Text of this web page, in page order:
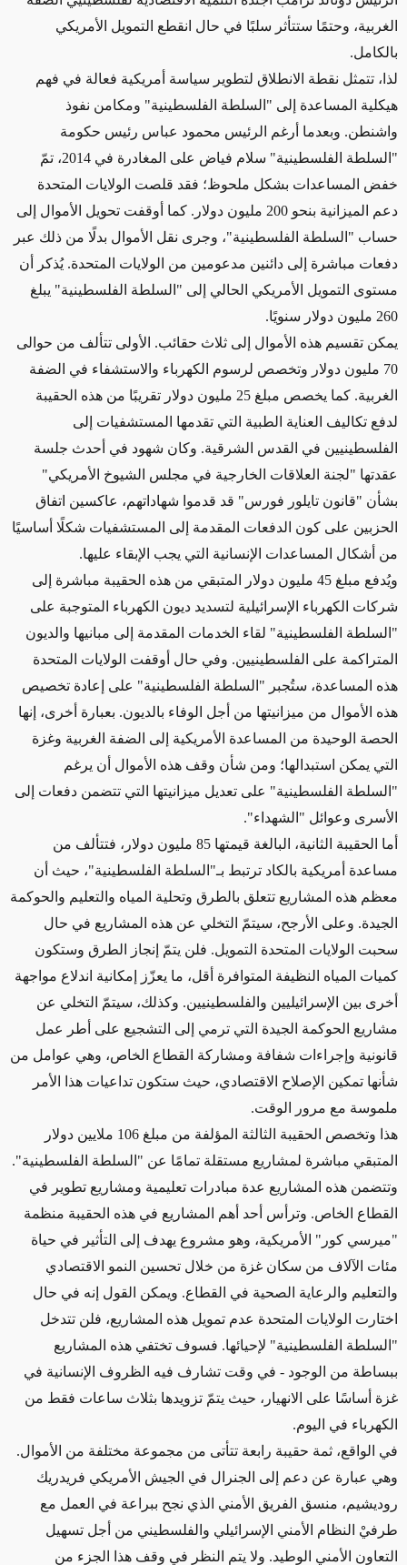
الغربية، وحتمًا ستتأثر سلبًا في حال انقطع التمويل الأمريكي
بالكامل.
لذا، تتمثل نقطة الانطلاق لتطوير سياسة أمريكية فعالة في فهم
هيكلية المساعدة إلى "السلطة الفلسطينية" ومكامن نفوذ
واشنطن. وبعدما أرغم الرئيس محمود عباس رئيس حكومة
"السلطة الفلسطينية" سلام فياض على المغادرة في 2014، تمّ
خفض المساعدات بشكل ملحوظ؛ فقد قلصت الولايات المتحدة
دعم الميزانية بنحو 200 مليون دولار. كما أوقفت تحويل الأموال إلى
حساب "السلطة الفلسطينية"، وجرى نقل الأموال بدلًا من ذلك عبر
دفعات مباشرة إلى دائنين مدعومين من الولايات المتحدة. يُذكر أن
مستوى التمويل الأمريكي الحالي إلى "السلطة الفلسطينية" يبلغ
260 مليون دولار سنويًا.
يمكن تقسيم هذه الأموال إلى ثلاث حقائب. الأولى تتألف من حوالى
70 مليون دولار وتخصص لرسوم الكهرباء والاستشفاء في الضفة
الغربية. كما يخصص مبلغ 25 مليون دولار تقريبًا من هذه الحقيبة
لدفع تكاليف العناية الطبية التي تقدمها المستشفيات إلى
الفلسطينيين في القدس الشرقية. وكان شهود في أحدث جلسة
عقدتها "لجنة العلاقات الخارجية في مجلس الشيوخ الأمريكي"
بشأن "قانون تايلور فورس" قد قدموا شهاداتهم، عاكسين اتفاق
الحزبين على كون الدفعات المقدمة إلى المستشفيات شكلًا أساسيًا
من أشكال المساعدات الإنسانية التي يجب الإبقاء عليها.
ويُدفع مبلغ 45 مليون دولار المتبقي من هذه الحقيبة مباشرة إلى
شركات الكهرباء الإسرائيلية لتسديد ديون الكهرباء المتوجبة على
"السلطة الفلسطينية" لقاء الخدمات المقدمة إلى مبانيها والديون
المتراكمة على الفلسطينيين. وفي حال أوقفت الولايات المتحدة
هذه المساعدة، ستُجبر "السلطة الفلسطينية" على إعادة تخصيص
هذه الأموال من ميزانيتها من أجل الوفاء بالديون. بعبارة أخرى، إنها
الحصة الوحيدة من المساعدة الأمريكية إلى الضفة الغربية وغزة
التي يمكن استبدالها؛ ومن شأن وقف هذه الأموال أن يرغم
"السلطة الفلسطينية" على تعديل ميزانيتها التي تتضمن دفعات إلى
الأسرى وعوائل "الشهداء".
أما الحقيبة الثانية، البالغة قيمتها 85 مليون دولار، فتتألف من
مساعدة أمريكية بالكاد ترتبط بـ"السلطة الفلسطينية"، حيث أن
معظم هذه المشاريع تتعلق بالطرق وتحلية المياه والتعليم والحوكمة
الجيدة. وعلى الأرجح، سيتمّ التخلي عن هذه المشاريع في حال
سحبت الولايات المتحدة التمويل. فلن يتمّ إنجاز الطرق وستكون
كميات المياه النظيفة المتوافرة أقل، ما يعزّز إمكانية اندلاع مواجهة
أخرى بين الإسرائيليين والفلسطينيين. وكذلك، سيتمّ التخلي عن
مشاريع الحوكمة الجيدة التي ترمي إلى التشجيع على أطر عمل
قانونية وإجراءات شفافة ومشاركة القطاع الخاص، وهي عوامل من
شأنها تمكين الإصلاح الاقتصادي، حيث ستكون تداعيات هذا الأمر
ملموسة مع مرور الوقت.
هذا وتخصص الحقيبة الثالثة المؤلفة من مبلغ 106 ملايين دولار
المتبقي مباشرة لمشاريع مستقلة تمامًا عن "السلطة الفلسطينية".
وتتضمن هذه المشاريع عدة مبادرات تعليمية ومشاريع تطوير في
القطاع الخاص. وترأس أحد أهم المشاريع في هذه الحقيبة منظمة
"ميرسي كور" الأمريكية، وهو مشروع يهدف إلى التأثير في حياة
مئات الآلاف من سكان غزة من خلال تحسين النمو الاقتصادي
والتعليم والرعاية الصحية في القطاع. ويمكن القول إنه في حال
اختارت الولايات المتحدة عدم تمويل هذه المشاريع، فلن تتدخل
"السلطة الفلسطينية" لإحيائها. فسوف تختفي هذه المشاريع
ببساطة من الوجود - في وقت تشارف فيه الظروف الإنسانية في
غزة أساسًا على الانهيار، حيث يتمّ تزويدها بثلاث ساعات فقط من
الكهرباء في اليوم.
في الواقع، ثمة حقيبة رابعة تتأتى من مجموعة مختلفة من الأموال.
وهي عبارة عن دعم إلى الجنرال في الجيش الأمريكي فريدريك
روديشيم، منسق الفريق الأمني الذي نجح ببراعة في العمل مع
طرفيْ النظام الأمني الإسرائيلي والفلسطيني من أجل تسهيل
التعاون الأمني الوطيد. ولا يتم النظر في وقف هذا الجزء من